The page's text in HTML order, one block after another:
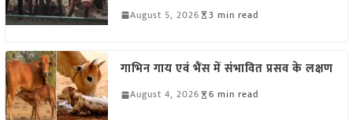
August 5, 2026 3 min read
गाभिन गाय एवं भैंस में संभावित प्रसव के लक्षण
August 4, 2026 6 min read